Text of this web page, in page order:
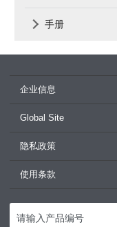
手册
企业信息
Global Site
隐私政策
使用条款